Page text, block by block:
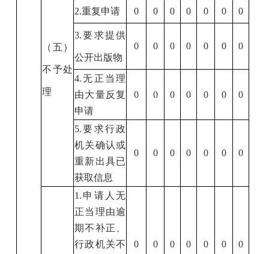
（五）
不予处
理
2.重复申请 0 0 0 0 0 0 0
3.要求提供
公开出版物
0 0 0 0 0 0 0
4.无正当理
由大量反复
申请
0 0 0 0 0 0 0
5.要求行政
机关确认或
重新出具已
获取信息
0 0 0 0 0 0 0
1. 申请人无
正当理由逾
期不补正、
行政机关不
0 0 0 0 0 0 0